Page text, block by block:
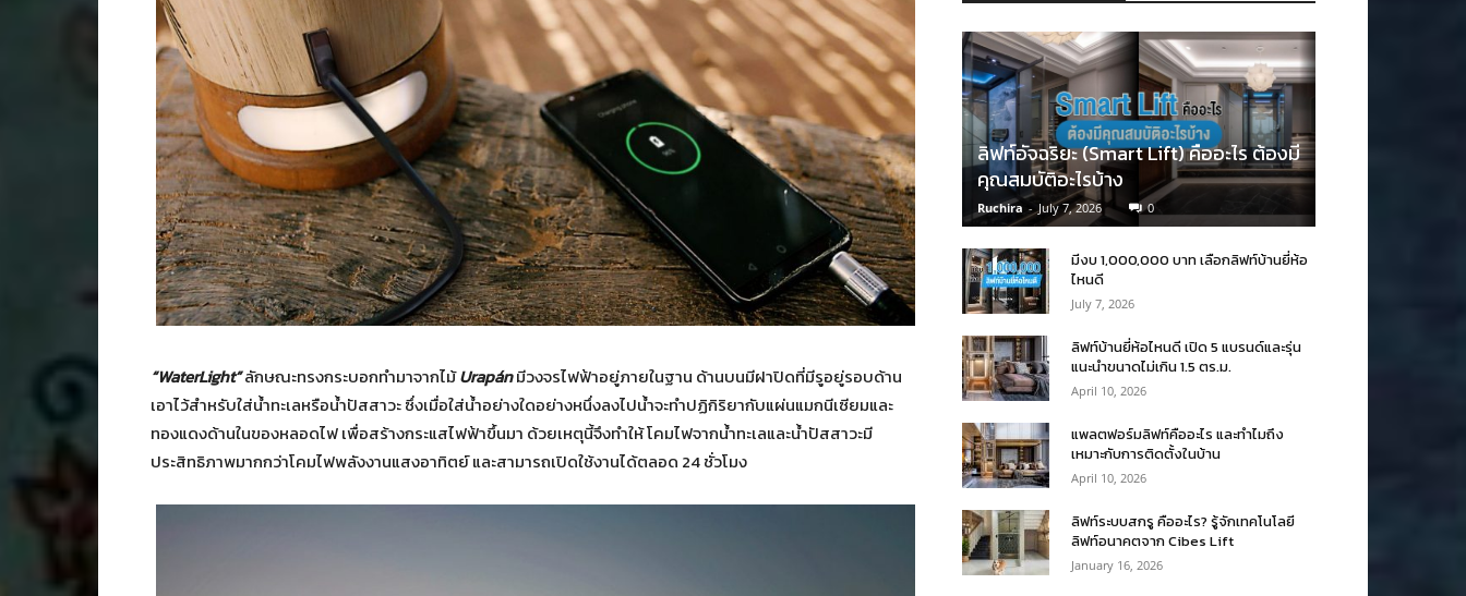
“WaterLight”ลักษณะทรงกระบอกทำมาจากไม้Urapánมีวงจรไฟฟ้าอยู่ภายในฐาน ด้านบนมีฝาปิดที่มีรูอยู่รอบด้าน
เอาไว้สำหรับใส่น้ำทะเลหรือน้ำปัสสาวะ ซึ่งเมื่อใส่น้ำอย่างใดอย่างหนึ่งลงไปน้ำจะทำปฏิกิริยากับแผ่นแมกนีเซียมและ
ทองแดงด้านในของหลอดไฟ เพื่อสร้างกระแสไฟฟ้าขึ้นมา ด้วยเหตุนี้จึงทำให้ โคมไฟจากน้ำทะเลและน้ำปัสสาวะมี
ประสิทธิภาพมากกว่าโคมไฟพลังงานแสงอาทิตย์ และสามารถเปิดใช้งานได้ตลอด 24 ชั่วโมง
ลิฟท์อัจฉริยะ (Smart Lift) คืออะไร ต้องมี
คุณสมบัติอะไรบ้าง
Ruchira - July 7, 2026 0
มีงบ 1,000,000 บาท เลือกลิฟท์บ้านยี่ห้อ
ไหนดี
July 7, 2026
ลิฟท์บ้านยี่ห้อไหนดี เปิด 5 แบรนด์และรุ่น
แนะนำขนาดไม่เกิน 1.5 ตร.ม.
April 10, 2026
แพลตฟอร์มลิฟท์คืออะไร และทำไมถึง
เหมาะกับการติดตั้งในบ้าน
April 10, 2026
ลิฟท์ระบบสกรู คืออะไร? รู้จักเทคโนโลยี
ลิฟท์อนาคตจาก Cibes Lift
January 16, 2026